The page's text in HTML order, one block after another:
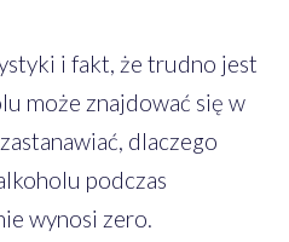
i fakt, że trudno jest
może znajdować się w
dlaczego
podczas
wynosi zero.